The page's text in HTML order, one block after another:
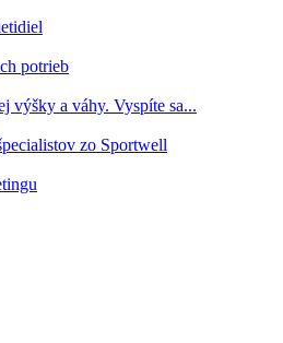
potrieb
výšky a váhy. Vyspíte sa...
zo Sportwell